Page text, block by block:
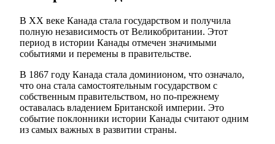
В ХХ веке Канада стала государством и получила
полную независимость от Великобритании. Этот
период в истории Канады отмечен значимыми
событиями и перемены в правительстве.
В 1867 году Канада стала доминионом, что означало,
что она стала самостоятельным государством с
собственным правительством, но по-прежнему
оставалась владением Британской империи. Это
событие поклонники истории Канады считают одним
из самых важных в развитии страны.